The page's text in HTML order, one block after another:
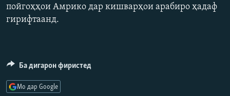
Ҳамаи сомонаҳои RFE/RL
пойгоҳҳои Амрико дар кишварҳои арабиро ҳадаф
гирифтаанд.
Ба дигарон фиристед
Мо дар Google